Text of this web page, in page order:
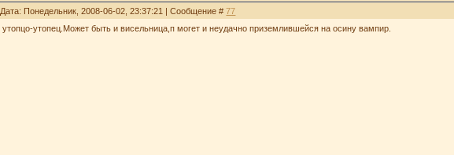
Дата: Понедельник, 2008-06-02, 23:37:21 | Сообщение #77
утопцо-утопец.Может быть и висельница,п могет и неудачно приземлившейся на осину вампир.